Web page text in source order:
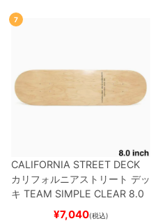
7
CALIFORNIA STREET DECK
カリフォルニアストリート デッ
キ TEAM SIMPLE CLEAR 8.0
ブランク（DSM）
¥7,040(税込)